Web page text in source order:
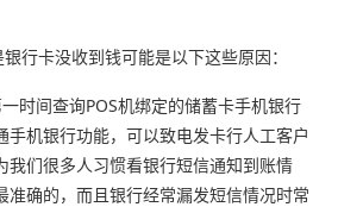
行卡没收到钱可能是以下这些原因：
时间查询POS机绑定的储蓄卡手机银行
手机银行功能，可以致电发卡行人工客户
我们很多人习惯看银行短信通知到账情
准确的，而且银行经常漏发短信情况时常